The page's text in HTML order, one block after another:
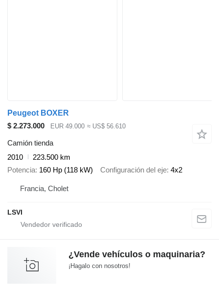
Peugeot BOXER
$ 2.273.000
EUR 49.000 ≈ US$ 56.610
Camión tienda
2010
223.500 km
Potencia 160 Hp (118 kW) Configuración del eje 4x2
Francia, Cholet
LSVI
¿Vende vehículos o maquinaria?
¡Hagalo con nosotros!